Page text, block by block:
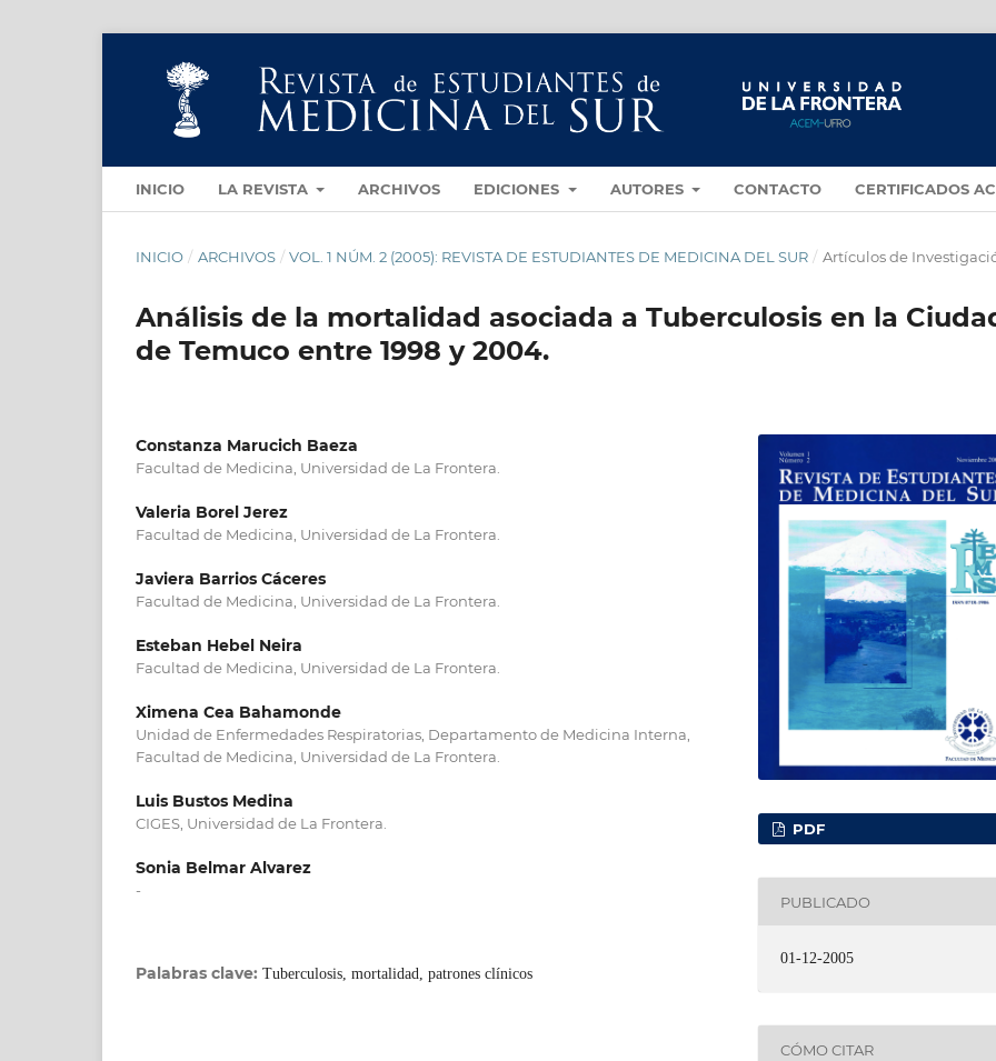
INICIO LA REVISTA ARCHIVOS EDICIONES AUTORES CONTACTO CERTIFICADOS
INICIO / ARCHIVOS / VOL. 1 NÚM. 2 (2005): REVISTA DE ESTUDIANTES DE MEDICINA DEL SUR / Artículos de
Análisis de la mortalidad asociada a Tuberculosis en la
de Temuco entre 1998 y 2004.
Constanza Marucich Baeza
Facultad de Medicina, Universidad de La Frontera.
Valeria Borel Jerez
Facultad de Medicina, Universidad de La Frontera.
Javiera Barrios Cáceres
Facultad de Medicina, Universidad de La Frontera.
Esteban Hebel Neira
Facultad de Medicina, Universidad de La Frontera.
Ximena Cea Bahamonde
Unidad de Enfermedades Respiratorias, Departamento de Medicina Interna,
Facultad de Medicina, Universidad de La Frontera.
Luis Bustos Medina
CIGES, Universidad de La Frontera.
Sonia Belmar Alvarez
-
Palabras clave: Tuberculosis, mortalidad, patrones clínicos
PDF
PUBLICADO
01-12-2005
CÓMO CITAR